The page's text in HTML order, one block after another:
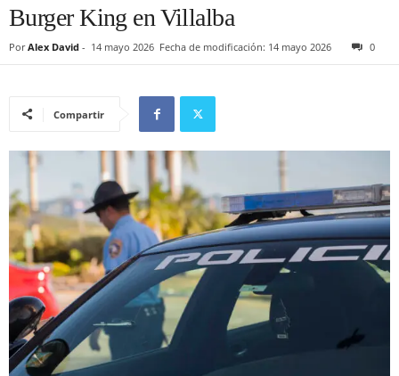
Burger King en Villalba
Por Alex David - 14 mayo 2026 Fecha de modificación: 14 mayo 2026 0
Compartir